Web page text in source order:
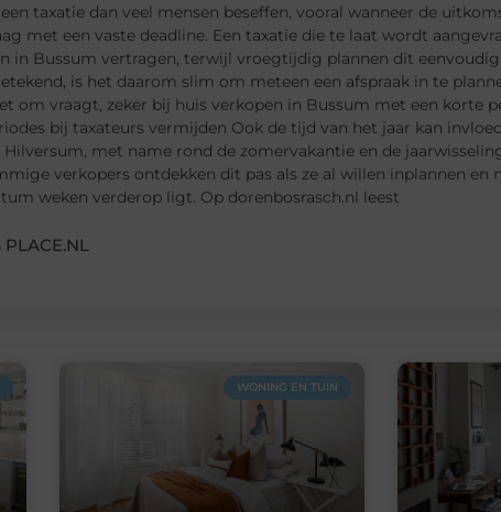
taxatie dan veel mensen beseffen, vooral wanneer de
met een vaste deadline. Een taxatie die te laat wordt
in Bussum vertragen, terwijl vroegtijdig plannen dit
is het daarom slim om meteen een afspraak in te
om vraagt, zeker bij huis verkopen in Bussum met een korte
bij taxateurs vermijden Ook de tijd van het jaar kan
met name rond de zomervakantie en de
verkopers ontdekken dit pas als ze al willen inplannen en
weken verderop ligt. Op dorenbosrasch.nl leest
WONING EN TUIN